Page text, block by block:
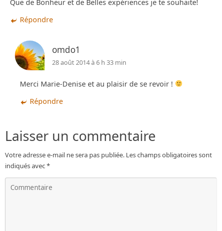
Que de Bonheur et de Belles expériences je te souhaite!
Répondre
omdo1
28 août 2014 à 6 h 33 min
Merci Marie-Denise et au plaisir de se revoir !
Répondre
Laisser un commentaire
Votre adresse e-mail ne sera pas publiée. Les champs obligatoires sont
indiqués avec*